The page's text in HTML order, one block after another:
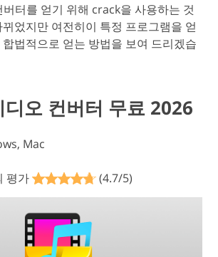
터를 얻기 위해 crack을 사용하는 것
었지만 여전히이 특정 프로그램을 얻
법적으로 얻는 방법을 보여 드리겠습
오 컨버터 무료 2026
Mac
평가
(4.7/5)